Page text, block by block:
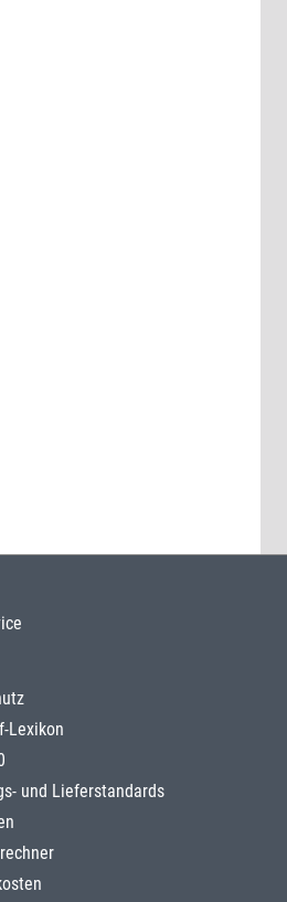
Lexikon
und Lieferstandards